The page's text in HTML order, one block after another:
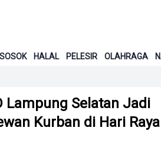
SOSOK HALAL PELESIR OLAHRAGA
Lampung Selatan Jadi
Kurban di Hari Raya